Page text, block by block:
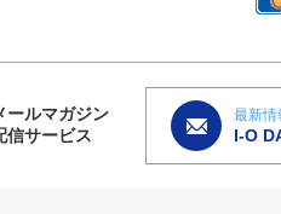
ールマガジン
信サービス
最新情
I-O